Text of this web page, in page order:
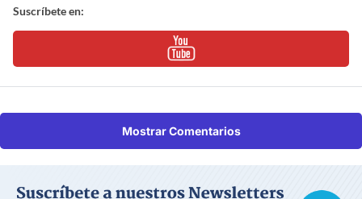
Suscríbete en:
Mostrar Comentarios